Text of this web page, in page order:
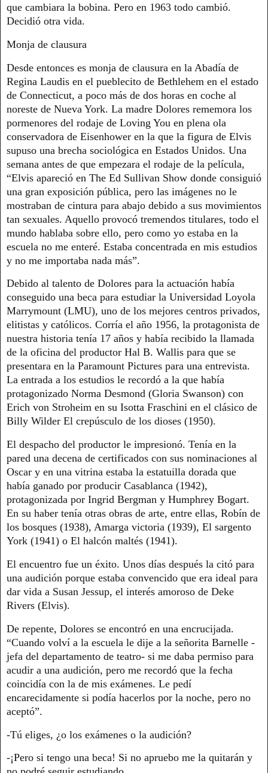
que cambiara la bobina. Pero en 1963 todo cambió.
Decidió otra vida.
Monja de clausura
Desde entonces es monja de clausura en la Abadía de
Regina Laudis en el pueblecito de Bethlehem en el estado
de Connecticut, a poco más de dos horas en coche al
noreste de Nueva York. La madre Dolores rememora los
pormenores del rodaje de Loving You en plena ola
conservadora de Eisenhower en la que la figura de Elvis
supuso una brecha sociológica en Estados Unidos. Una
semana antes de que empezara el rodaje de la película,
“Elvis apareció en The Ed Sullivan Show donde consiguió
una gran exposición pública, pero las imágenes no le
mostraban de cintura para abajo debido a sus movimientos
tan sexuales. Aquello provocó tremendos titulares, todo el
mundo hablaba sobre ello, pero como yo estaba en la
escuela no me enteré. Estaba concentrada en mis estudios
y no me importaba nada más”.
Debido al talento de Dolores para la actuación había
conseguido una beca para estudiar la Universidad Loyola
Marrymount (LMU), uno de los mejores centros privados,
elitistas y católicos. Corría el año 1956, la protagonista de
nuestra historia tenía 17 años y había recibido la llamada
de la oficina del productor Hal B. Wallis para que se
presentara en la Paramount Pictures para una entrevista.
La entrada a los estudios le recordó a la que había
protagonizado Norma Desmond (Gloria Swanson) con
Erich von Stroheim en su Isotta Fraschini en el clásico de
Billy Wilder El crepúsculo de los dioses (1950).
El despacho del productor le impresionó. Tenía en la
pared una decena de certificados con sus nominaciones al
Oscar y en una vitrina estaba la estatuilla dorada que
había ganado por producir Casablanca (1942),
protagonizada por Ingrid Bergman y Humphrey Bogart.
En su haber tenía otras obras de arte, entre ellas, Robín de
los bosques (1938), Amarga victoria (1939), El sargento
York (1941) o El halcón maltés (1941).
El encuentro fue un éxito. Unos días después la citó para
una audición porque estaba convencido que era ideal para
dar vida a Susan Jessup, el interés amoroso de Deke
Rivers (Elvis).
De repente, Dolores se encontró en una encrucijada.
“Cuando volví a la escuela le dije a la señorita Barnelle -
jefa del departamento de teatro- si me daba permiso para
acudir a una audición, pero me recordó que la fecha
coincidía con la de mis exámenes. Le pedí
encarecidamente si podía hacerlos por la noche, pero no
aceptó”.
-Tú eliges, ¿o los exámenes o la audición?
-¡Pero si tengo una beca! Si no apruebo me la quitarán y